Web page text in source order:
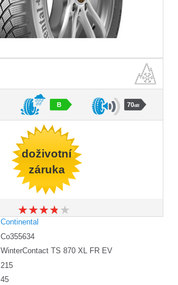
B 70dB
doživotní
záruka
★★★★★
★★★★★
Continental
Co355634
WinterContact TS 870 XL FR EV
215
45